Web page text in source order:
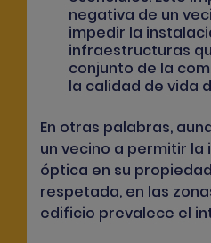
negativa de un
impedir la
infraestructuras
conjunto de la
la calidad de vida
En otras palabras,
un vecino a permitir
óptica en su
respetada, en las
edificio prevalece el